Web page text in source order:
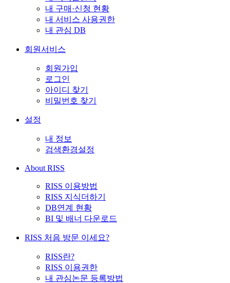
내 구매·신청 현황
내 서비스 사용권한
내 관심 DB
회원서비스
회원가입
로그인
아이디 찾기
비밀번호 찾기
설정
내 정보
검색환경설정
About RISS
RISS 이용방법
RISS 지식더하기
DB연계 현황
BI 및 배너 다운로드
RISS 처음 방문 이세요?
RISS란?
RISS 이용권한
내 관심논문 등록방법